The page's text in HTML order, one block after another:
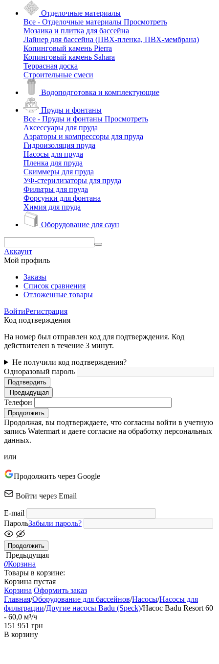
Отделочные материалы
Все - Отделочные материалы Просмотреть
Мозаика и плитка для бассейна
Лайнер для бассейна (ПВХ-пленка, ПВХ-мембрана)
Копинговый камень Pierra
Копинговый камень Sahara
Террасная доска
Строительные смеси
Водоподготовка и комплектующие
Пруды и фонтаны
Все - Пруды и фонтаны Просмотреть
Аксессуары для пруда
Аэраторы и компрессоры для пруда
Гидроизоляция пруда
Насосы для пруда
Пленка для пруда
Скиммеры для пруда
УФ-стерилизаторы для пруда
Фильтры для пруда
Форсунки для фонтана
Химия для пруда
Оборудование для саун
Аккаунт
Мой профиль
Заказы
Список сравнения
Отложенные товары
ВойтиРегистрация
Код подтверждения
На номер был отправлен код для подтверждения. Код
действителен в течение 3 минут.
Не получили код подтверждения?
Одноразовый пароль
Подтвердить
Предыдущая
Телефон
Продолжить
Продолжая, вы подтверждаете, что согласны войти в учетную
запись Watermart и даете согласие на обработку персональных
данных.
или
Продолжить через Google
Войти через Email
E-mail
ПарольЗабыли пароль?
Продолжить
Предыдущая
0Корзина
Товары в корзине:
Корзина пустая
Корзина Оформить заказ
Главная/Оборудование для бассейнов/Насосы/Насосы для
фильтрации/Другие насосы Badu (Speck)/Насос Badu Resort 60
- 60,0 м³/ч
‍151 951‍ грн
В корзину